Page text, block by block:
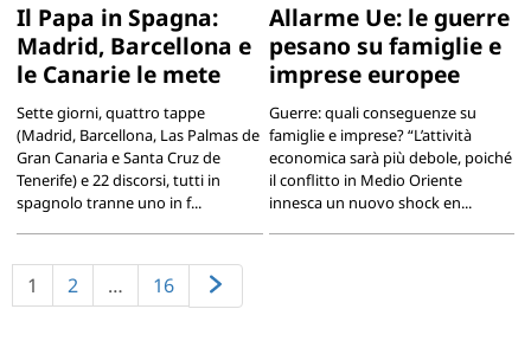
Il Papa in Spagna:
Madrid, Barcellona e
le Canarie le mete
Sette giorni, quattro tappe
(Madrid, Barcellona, Las Palmas de
Gran Canaria e Santa Cruz de
Tenerife) e 22 discorsi, tutti in
spagnolo tranne uno in f...
Allarme Ue: le guerre
pesano su famiglie e
imprese europee
Guerre: quali conseguenze su
famiglie e imprese? “L’attività
economica sarà più debole, poiché
il conflitto in Medio Oriente
innesca un nuovo shock en...
1 2 … 16